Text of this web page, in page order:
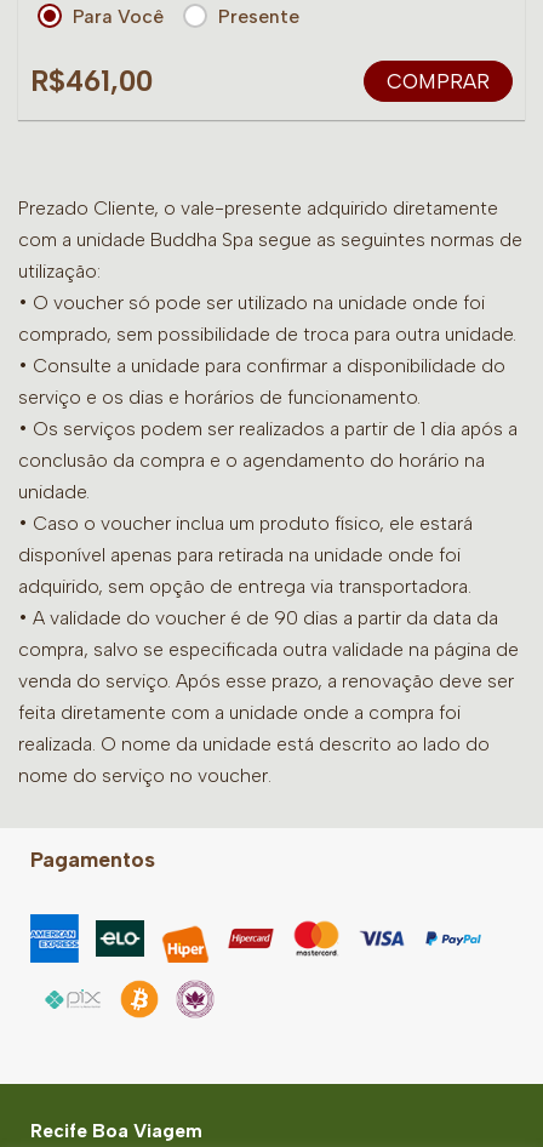
Para Você Presente
R$461,00 COMPRAR
Prezado Cliente, o vale-presente adquirido diretamente
com a unidade Buddha Spa segue as seguintes normas de
utilização:
• O voucher só pode ser utilizado na unidade onde foi
comprado, sem possibilidade de troca para outra unidade.
• Consulte a unidade para confirmar a disponibilidade do
serviço e os dias e horários de funcionamento.
• Os serviços podem ser realizados a partir de 1 dia após a
conclusão da compra e o agendamento do horário na
unidade.
• Caso o voucher inclua um produto físico, ele estará
disponível apenas para retirada na unidade onde foi
adquirido, sem opção de entrega via transportadora.
• A validade do voucher é de 90 dias a partir da data da
compra, salvo se especificada outra validade na página de
venda do serviço. Após esse prazo, a renovação deve ser
feita diretamente com a unidade onde a compra foi
realizada. O nome da unidade está descrito ao lado do
nome do serviço no voucher.
Pagamentos
Recife Boa Viagem